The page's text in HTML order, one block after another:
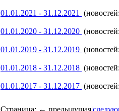
01.01.2021 - 31.12.2021
01.01.2020 - 31.12.2020
01.01.2019 - 31.12.2019
01.01.2018 - 31.12.2018
01.01.2017 - 31.12.2017